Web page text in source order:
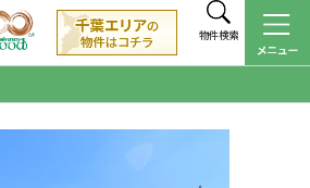
物件検索